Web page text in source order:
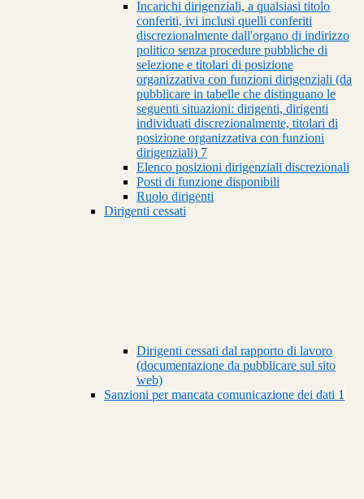
Incarichi dirigenziali, a qualsiasi titolo
conferiti, ivi inclusi quelli conferiti
discrezionalmente dall'organo di indirizzo
politico senza procedure pubbliche di
selezione e titolari di posizione
organizzativa con funzioni dirigenziali (da
pubblicare in tabelle che distinguano le
seguenti situazioni: dirigenti, dirigenti
individuati discrezionalmente, titolari di
posizione organizzativa con funzioni
dirigenziali) 7
Elenco posizioni dirigenziali discrezionali
Posti di funzione disponibili
Ruolo dirigenti
Dirigenti cessati
Dirigenti cessati dal rapporto di lavoro
(documentazione da pubblicare sul sito
web)
Sanzioni per mancata comunicazione dei dati 1